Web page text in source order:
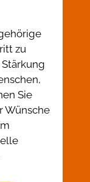
zu
Sie
Wünsche